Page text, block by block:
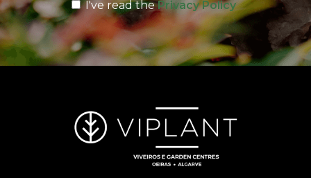
I've read thePrivacy Policy